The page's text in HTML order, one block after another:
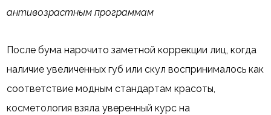
антивозрастным программам
После бума нарочито заметной коррекции лиц, когда
наличие увеличенных губ или скул воспринималось как
соответствие модным стандартам красоты,
косметология взяла уверенный курс на